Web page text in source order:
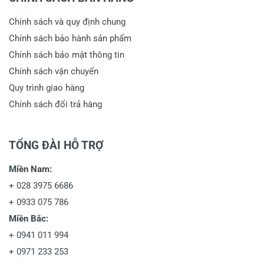
Chính sách và quy định chung
Chính sách bảo hành sản phẩm
Chính sách bảo mật thông tin
Chính sách vận chuyển
Quy trình giao hàng
Chính sách đổi trả hàng
TỔNG ĐÀI HỖ TRỢ
Miền Nam:
+ 028 3975 6686
+ 0933 075 786
Miền Bắc:
+ 0941 011 994
+ 0971 233 253